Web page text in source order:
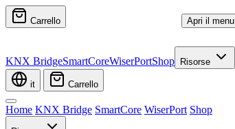
Carrello Apri il menu
KNX BridgeSmartCoreWiserPortShop Risorse
it Carrello
Home KNX Bridge SmartCore WiserPort Shop